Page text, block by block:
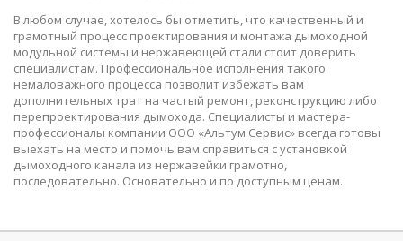
В любом случае, хотелось бы отметить, что качественный и
грамотный процесс проектирования и монтажа дымоходной
модульной системы и нержавеющей стали стоит доверить
специалистам. Профессиональное исполнения такого
немаловажного процесса позволит избежать вам
дополнительных трат на частый ремонт, реконструкцию либо
перепроектирования дымохода. Специалисты и мастера-
профессионалы компании ООО «Альтум Сервис» всегда готовы
выехать на место и помочь вам справиться с установкой
дымоходного канала из нержавейки грамотно,
последовательно. Основательно и по доступным ценам.